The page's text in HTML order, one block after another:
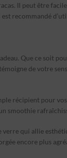
Il peut être
recommandé
Que ce soit
de votre
récipient pour
qui allie
encore plus